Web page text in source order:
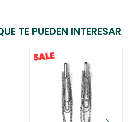
TE PUEDEN INTERESAR